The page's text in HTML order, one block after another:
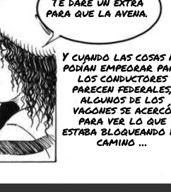
para que la avena.
Y cuando las cosas
podían empeorar
los conductores
parecen federales,
algunos de los
vagones se acercó
para ver lo que
estaba
camino ...